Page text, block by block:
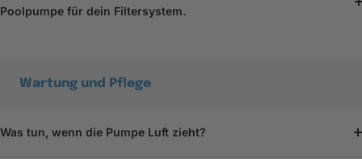
Poolpumpe für dein Filtersystem.
Wartung und Pflege
Was tun, wenn die Pumpe Luft zieht?